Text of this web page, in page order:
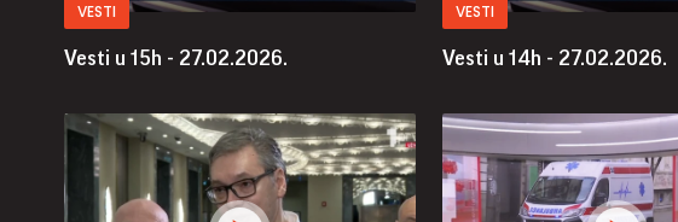
VESTI
Vesti u 15h - 27.02.2026.
VESTI
Vesti u 14h - 27.02.2026.